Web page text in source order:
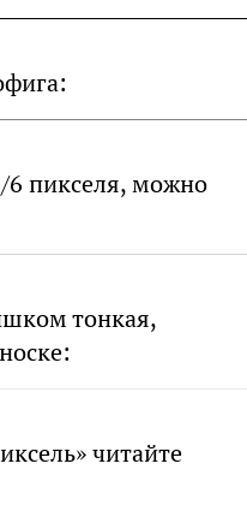
6 пикселя, можно
тонкая,
читайте